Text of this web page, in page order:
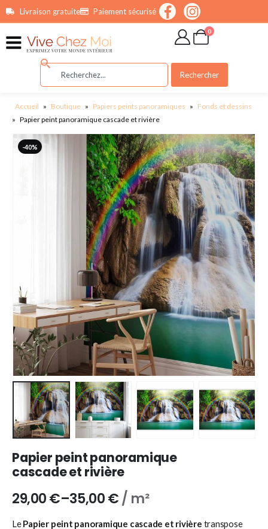
principalLivraison gratuite Paiement sécurisé
0
Rechercher
Accueil » Boutique » Papiers peints panoramiques » Fonds et dessins
» Papier peint panoramique cascade et rivière
-40%
Papier peint panoramique
cascade et rivière
29,00€–35,00€/ m²
LePapier peint panoramique cascade et rivière transpose